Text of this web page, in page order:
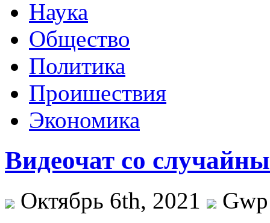
Наука
Общество
Политика
Проишествия
Экономика
Видеочат со
Октябрь 6th, 2021
Gwp